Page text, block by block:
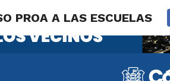
PROA A LAS ESCUELAS